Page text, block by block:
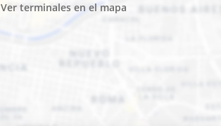
Ver terminales en el mapa